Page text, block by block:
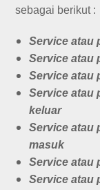
sebagai berikut :
Service atau
Service atau
Service atau
Service atau
keluar
Service atau
masuk
Service atau
Service atau